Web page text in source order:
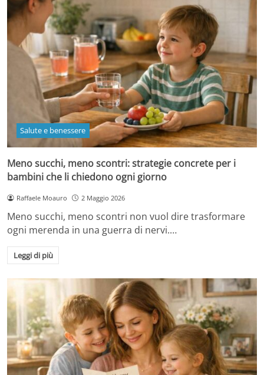
Salute e benessere
Meno succhi, meno scontri: strategie concrete per i
bambini che li chiedono ogni giorno
Raffaele Moauro 2 Maggio 2026
Meno succhi, meno scontri non vuol dire trasformare
ogni merenda in una guerra di nervi.…
Leggi di più